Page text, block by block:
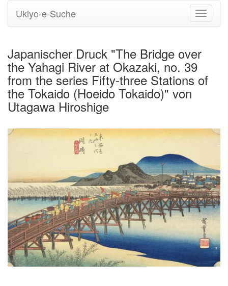
Ukiyo-e-Suche
Japanischer Druck "The Bridge over
the Yahagi River at Okazaki, no. 39
from the series Fifty-three Stations of
the Tokaido (Hoeido Tokaido)" von
Utagawa Hiroshige